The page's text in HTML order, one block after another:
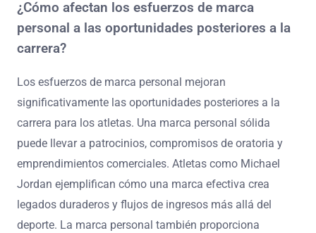
¿Cómo afectan los esfuerzos de marca
personal a las oportunidades posteriores a la
carrera?
Los esfuerzos de marca personal mejoran
significativamente las oportunidades posteriores a la
carrera para los atletas. Una marca personal sólida
puede llevar a patrocinios, compromisos de oratoria y
emprendimientos comerciales. Atletas como Michael
Jordan ejemplifican cómo una marca efectiva crea
legados duraderos y flujos de ingresos más allá del
deporte. La marca personal también proporciona